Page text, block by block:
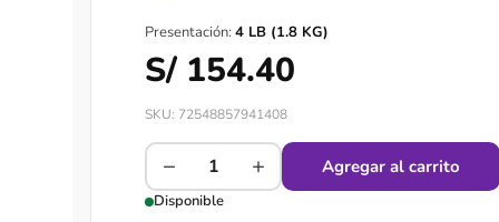
S/ 154.40
SKU: 72548857941408
Presentación:4 LB (1.8 KG)
Disponible
− + Agregar al carrito